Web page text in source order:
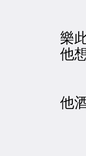
經
樂
他
不
他